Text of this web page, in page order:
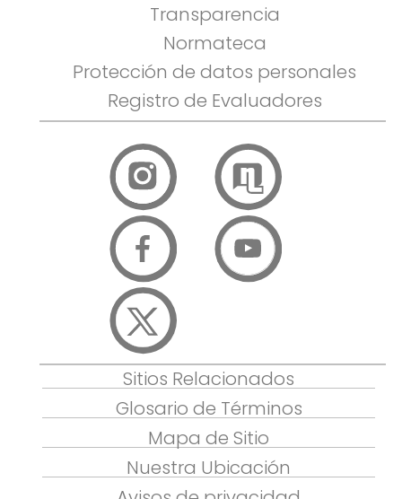
Transparencia
Normateca
Protección de datos personales
Registro de Evaluadores
Sitios Relacionados
Glosario de Términos
Mapa de Sitio
Nuestra Ubicación